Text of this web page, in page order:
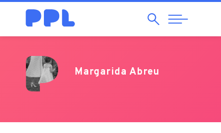
Pesquisar
Abrir
Navegação
Margarida Abreu